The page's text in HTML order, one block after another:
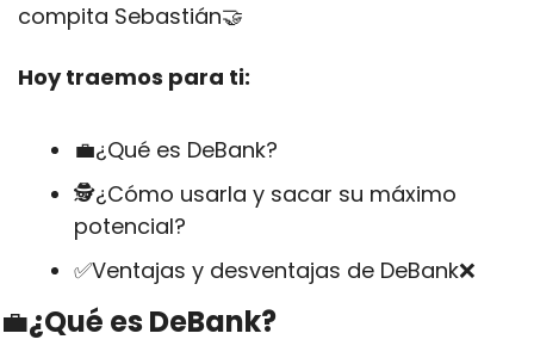
compita Sebastián🤝
Hoy traemos para ti:
💼¿Qué es DeBank?
🕵¿Cómo usarla y sacar su máximo
potencial?
✅Ventajas y desventajas de DeBank❌
💼¿Qué es DeBank?